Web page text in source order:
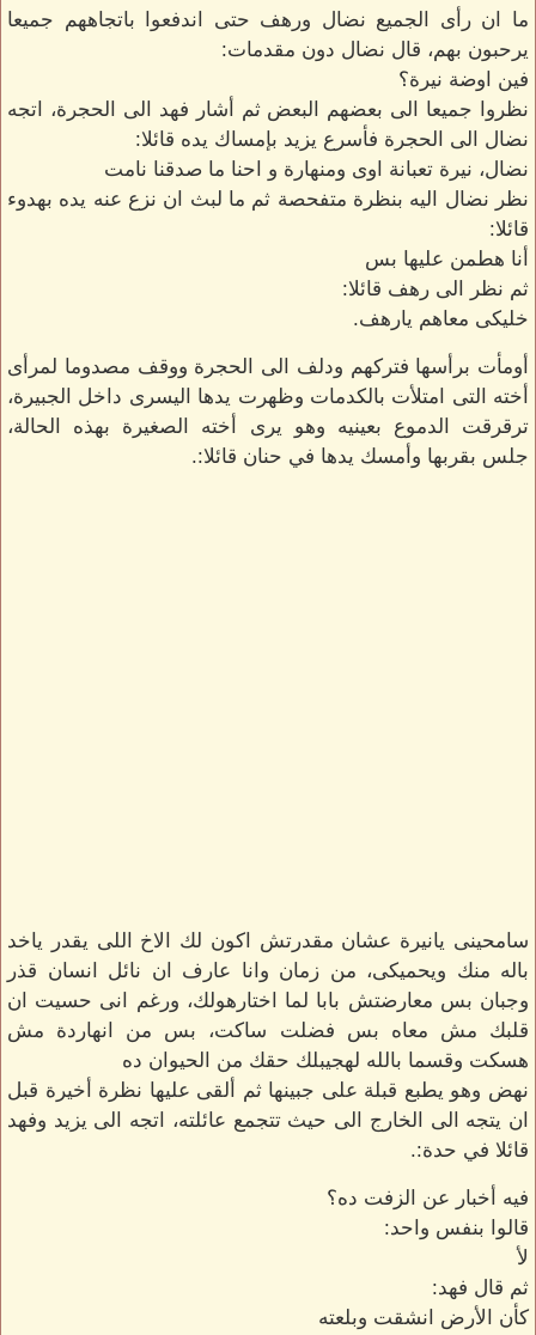
ما ان رأى الجميع نضال ورهف حتى اندفعوا باتجاههم جميعا
يرحبون بهم، قال نضال دون مقدمات:
فين اوضة نيرة؟
نظروا جميعا الى بعضهم البعض ثم أشار فهد الى الحجرة، اتجه
نضال الى الحجرة فأسرع يزيد بإمساك يده قائلا:
نضال، نيرة تعبانة اوى ومنهارة و احنا ما صدقنا نامت
نظر نضال اليه بنظرة متفحصة ثم ما لبث ان نزع عنه يده بهدوء
قائلا:
أنا هطمن عليها بس
ثم نظر الى رهف قائلا:
خليكى معاهم يارهف.
أومأت برأسها فتركهم ودلف الى الحجرة ووقف مصدوما لمرأى
أخته التى امتلأت بالكدمات وظهرت يدها اليسرى داخل الجبيرة،
ترقرقت الدموع بعينيه وهو يرى أخته الصغيرة بهذه الحالة،
جلس بقربها وأمسك يدها في حنان قائلا:.
سامحينى يانيرة عشان مقدرتش اكون لك الاخ اللى يقدر ياخد
باله منك ويحميكى، من زمان وانا عارف ان نائل انسان قذر
وجبان بس معارضتش بابا لما اختارهولك، ورغم انى حسيت ان
قلبك مش معاه بس فضلت ساكت، بس من انهاردة مش
هسكت وقسما بالله لهجيبلك حقك من الحيوان ده
نهض وهو يطبع قبلة على جبينها ثم ألقى عليها نظرة أخيرة قبل
ان يتجه الى الخارج الى حيث تتجمع عائلته، اتجه الى يزيد وفهد
قائلا في حدة:.
فيه أخبار عن الزفت ده؟
قالوا بنفس واحد:
لأ
ثم قال فهد:
كأن الأرض انشقت وبلعته